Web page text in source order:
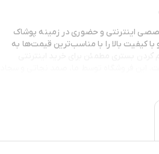
اینترنتی و حضوری در زمینه پوشاک
کیفیت بالا را با مناسب‌ترین قیمت‌ها به
بستری مطمئن برای خرید اینترنتی
این فروشگاه توسط ما، صمد نجاتی و سجاد
با کیفیت است؛ ما به ساختن ارتباطی
عزیزان می‌اندیشیم و برای جلب رضایت شما به